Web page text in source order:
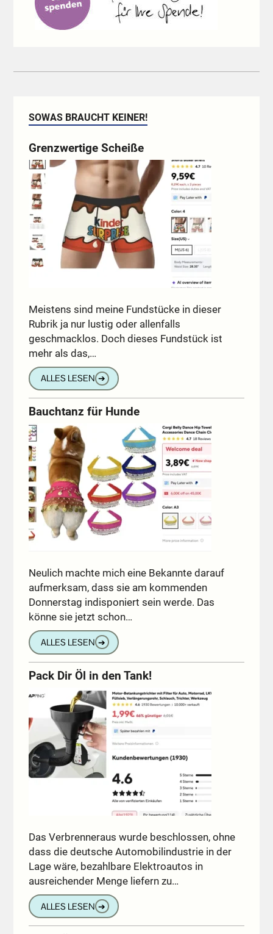
SOWAS BRAUCHT KEINER!
Grenzwertige Scheiße
Meistens sind meine Fundstücke in dieser
Rubrik ja nur lustig oder allenfalls
geschmacklos. Doch dieses Fundstück ist
mehr als das,…
ALLES LESEN ➔
Bauchtanz für Hunde
Neulich machte mich eine Bekannte darauf
aufmerksam, dass sie am kommenden
Donnerstag indisponiert sein werde. Das
könne sie jetzt schon…
ALLES LESEN ➔
Pack Dir Öl in den Tank!
Das Verbrenneraus wurde beschlossen, ohne
dass die deutsche Automobilindustrie in der
Lage wäre, bezahlbare Elektroautos in
ausreichender Menge liefern zu…
ALLES LESEN ➔